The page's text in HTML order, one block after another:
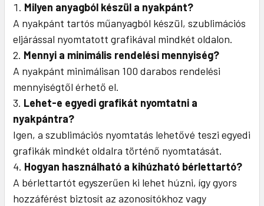
Milyen anyagból készül a nyakpánt?
A nyakpánt tartós műanyagból készül, szublimációs
eljárással nyomtatott grafikával mindkét oldalon.
Mennyi a minimális rendelési mennyiség?
A nyakpánt minimálisan 100 darabos rendelési
mennyiségtől érhető el.
Lehet-e egyedi grafikát nyomtatni a
nyakpántra?
Igen, a szublimációs nyomtatás lehetővé teszi egyedi
grafikák mindkét oldalra történő nyomtatását.
Hogyan használható a kihúzható bérlettartó?
A bérlettartót egyszerűen ki lehet húzni, így gyors
hozzáférést biztosít az azonosítókhoz vagy